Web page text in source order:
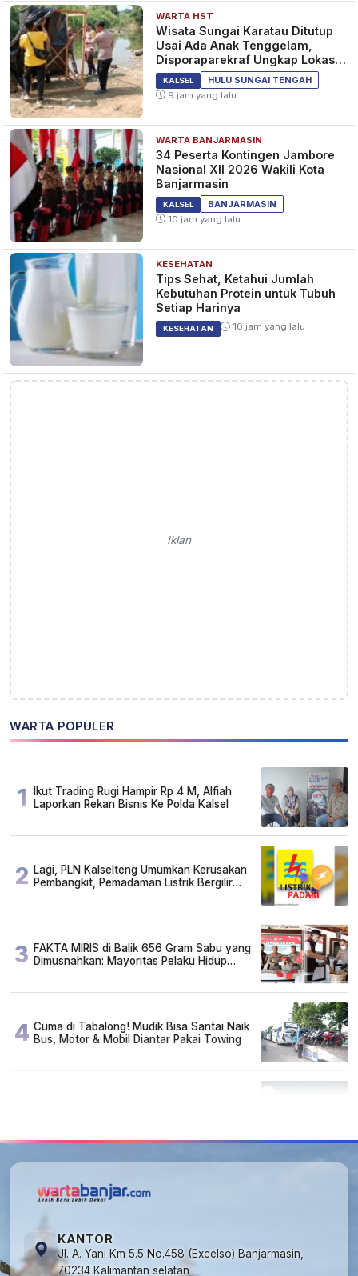
WARTA HST
Wisata Sungai Karatau Ditutup
Usai Ada Anak Tenggelam,
Disporaparekraf Ungkap Lokasi
Belum Berizin
KALSEL
HULU SUNGAI TENGAH
9 jam yang lalu
WARTA BANJARMASIN
34 Peserta Kontingen Jambore
Nasional XII 2026 Wakili Kota
Banjarmasin
KALSEL
BANJARMASIN
10 jam yang lalu
KESEHATAN
Tips Sehat, Ketahui Jumlah
Kebutuhan Protein untuk Tubuh
Setiap Harinya
KESEHATAN 10 jam yang lalu
Iklan
WARTA POPULER
1
Ikut Trading Rugi Hampir Rp 4 M, Alfiah
Laporkan Rekan Bisnis Ke Polda Kalsel
2 Lagi, PLN Kalselteng Umumkan Kerusakan
Pembangkit, Pemadaman Listrik Bergilir
3 FAKTA MIRIS di Balik 656 Gram Sabu yang
Dimusnahkan: Mayoritas Pelaku Hidup
4 Cuma di Tabalong! Mudik Bisa Santai Naik
Bus, Motor & Mobil Diantar Pakai Towing
KANTOR
Jl. A. Yani Km 5.5 No.458 (Excelso) Banjarmasin,
70234 Kalimantan selatan